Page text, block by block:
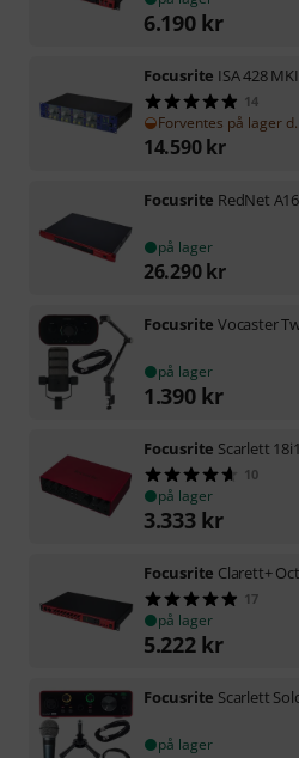
6.190 kr
Focusrite ISA 428
14
Forventes på lager
14.590 kr
Focusrite RedNet
på lager
26.290 kr
Focusrite Vocaster
på lager
1.390 kr
Focusrite Scarlett
10
på lager
3.333 kr
Focusrite Clarett+
17
på lager
5.222 kr
Focusrite Scarlett
på lager